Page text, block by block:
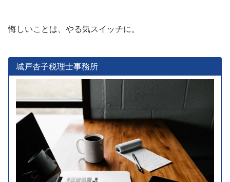
悔しいことは、やる気スイッチに。
城戸杏子税理士事務所